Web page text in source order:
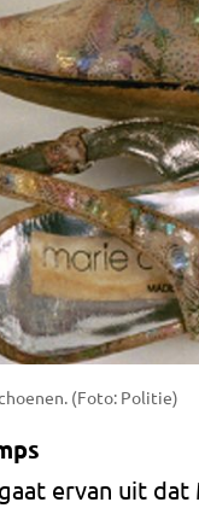
(Foto: Politie)
ervan uit dat